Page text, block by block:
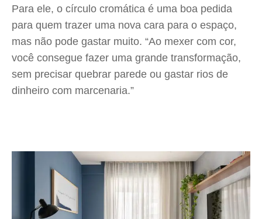
Para ele, o círculo cromática é uma boa pedida
para quem trazer uma nova cara para o espaço,
mas não pode gastar muito. “Ao mexer com cor,
você consegue fazer uma grande transformação,
sem precisar quebrar parede ou gastar rios de
dinheiro com marcenaria.”